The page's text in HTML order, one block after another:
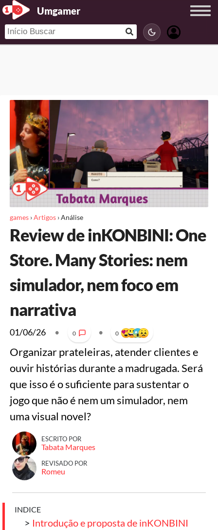
Umgamer
games ›Artigos ›Análise
Review de inKONBINI: One
Store. Many Stories: nem
simulador, nem foco em
narrativa
01/06/26 • 0 • 0
Organizar prateleiras, atender clientes e
ouvir histórias durante a madrugada. Será
que isso é o suficiente para sustentar o
jogo que não é nem um simulador, nem
uma visual novel?
ESCRITO POR
Tabata Marques
REVISADO POR
Romeu
INDICE
> Introdução e proposta de inKONBINI